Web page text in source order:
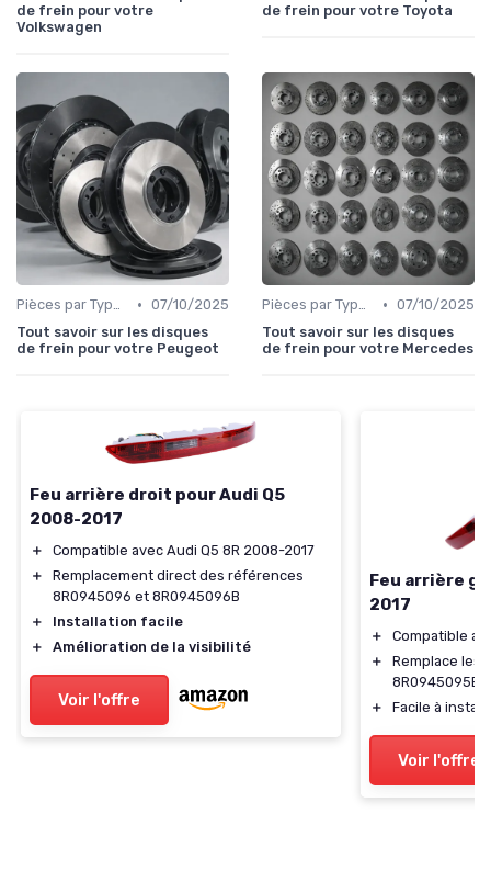
de frein pour votre
Volkswagen
de frein pour votre Toyota
Pièces par Type (Freins, Moteur, etc.) • 07/10/2025
Tout savoir sur les disques
de frein pour votre Peugeot
Pièces par Type (Freins, Moteur, etc.) • 07/10/2025
Tout savoir sur les disques
de frein pour votre Mercedes
Feu arrière droit pour Audi Q5
2008-2017
＋
Compatible avec Audi Q5 8R 2008-2017
＋
Remplacement direct des références
8R0945096 et 8R0945096B
＋
Installation facile
＋
Amélioration de la visibilité
Voir l'offre
Feu arrière
2017
＋
Compatible
＋
Remplace les
8R0945095B
＋
Facile à
Voir l'offre